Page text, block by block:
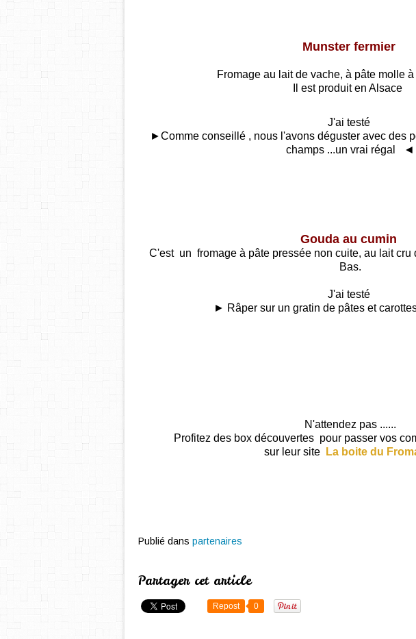
Munster fermier
Fromage au lait de vache, à pâte molle
Il est produit en Alsace
J'ai testé
►Comme conseillé , nous l'avons déguster avec des
champs ...un vrai régal ◄
Gouda au cumin
C'est un fromage à pâte pressée non cuite, au lait cru
Bas.
J'ai testé
► Râper sur un gratin de pâtes et
N'attendez pas ......
Profitez des box découvertes pour passer vos
sur leur site
La boite du
Publié dans partenaires
Partager cet article
Repost 0